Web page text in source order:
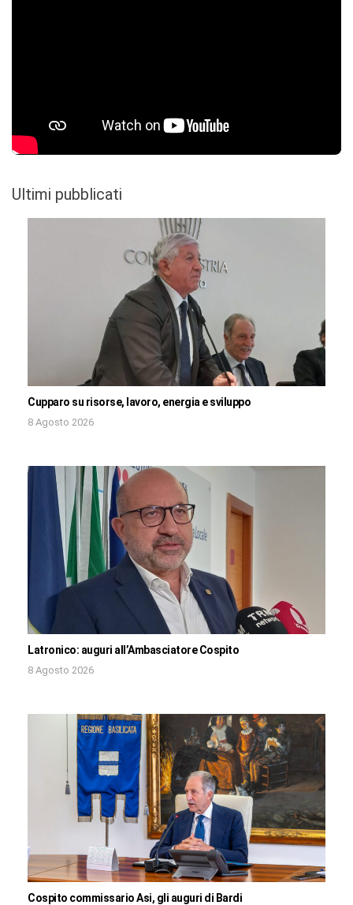
Ultimi pubblicati
Cupparo su risorse, lavoro, energia e sviluppo
8 Agosto 2026
Latronico: auguri all’Ambasciatore Cospito
8 Agosto 2026
Cospito commissario Asi, gli auguri di Bardi